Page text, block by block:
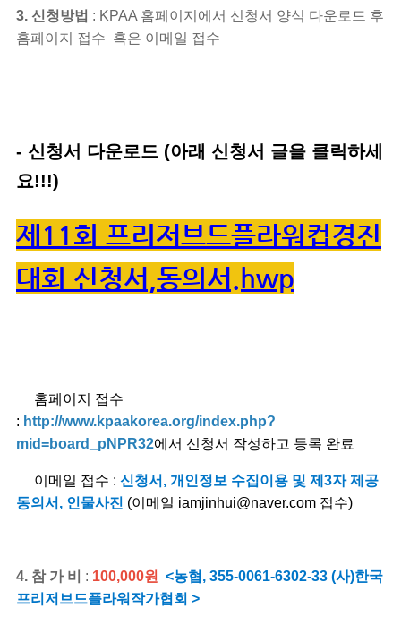
3. 신청방법 : KPAA 홈페이지에서 신청서 양식 다운로드 후
홈페이지 접수 혹은 이메일 접수
- 신청서 다운로드 (아래 신청서 글을 클릭하세
요!!!)
제11회 프리저브드플라워컵경진
대회 신청서,동의서.hwp
홈페이지 접수
: http://www.kpaakorea.org/index.php?
mid=board_pNPR32에서 신청서 작성하고 등록 완료
이메일 접수 : 신청서, 개인정보 수집이용 및 제3자 제공
동의서, 인물사진 (이메일 iamjinhui@naver.com 접수)
4. 참 가 비 : 100,000원 <농협 , 355-0061-6302-33 (사)한국
프리저브드플라워작가협회 >